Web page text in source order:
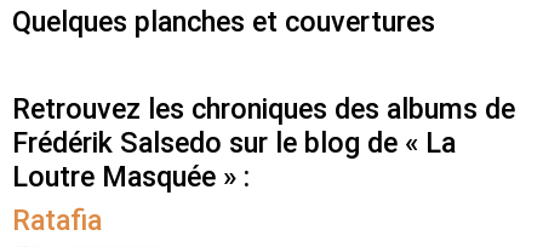
Quelques planches et couvertures
Retrouvez les chroniques des albums de
Frédérik Salsedo sur le blog de « La
Loutre Masquée » :
Ratafia